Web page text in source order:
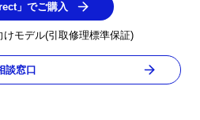
」でご購入
モデル(引取修理標準保証)
談窓口